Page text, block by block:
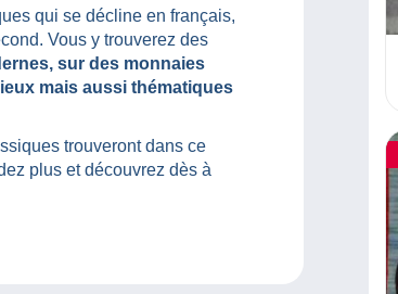
qui se décline en français,
Vous y trouverez des
sur des monnaies
mais aussi thématiques
trouveront dans ce
plus et découvrez dès à